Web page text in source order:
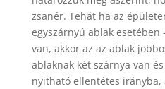
zsanér. Tehát ha az
egyszárnyú ablak esetében
van, akkor az az ablak
ablaknak két szárnya van
nyitható ellentétes irányba,